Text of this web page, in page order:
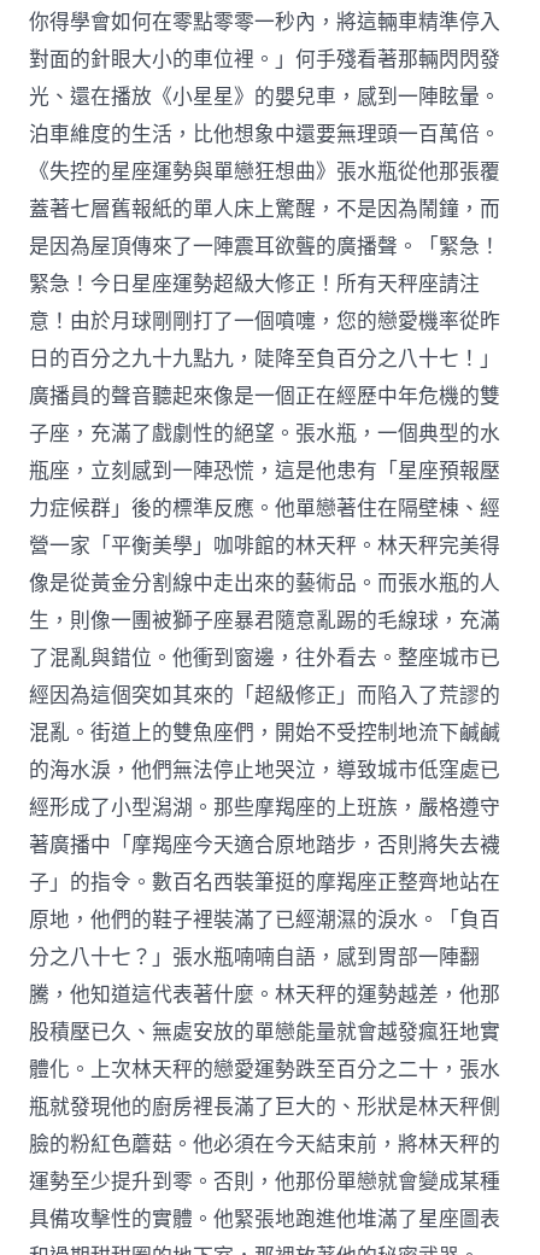
你得學會如何在零點零零一秒內，將這輛車精準停入
對面的針眼大小的車位裡。」何手殘看著那輛閃閃發
光、還在播放《小星星》的嬰兒車，感到一陣眩暈。
泊車維度的生活，比他想象中還要無理頭一百萬倍。
《失控的星座運勢與單戀狂想曲》張水瓶從他那張覆
蓋著七層舊報紙的單人床上驚醒，不是因為鬧鐘，而
是因為屋頂傳來了一陣震耳欲聾的廣播聲。「緊急！
緊急！今日星座運勢超級大修正！所有天秤座請注
意！由於月球剛剛打了一個噴嚏，您的戀愛機率從昨
日的百分之九十九點九，陡降至負百分之八十七！」
廣播員的聲音聽起來像是一個正在經歷中年危機的雙
子座，充滿了戲劇性的絕望。張水瓶，一個典型的水
瓶座，立刻感到一陣恐慌，這是他患有「星座預報壓
力症候群」後的標準反應。他單戀著住在隔壁棟、經
營一家「平衡美學」咖啡館的林天秤。林天秤完美得
像是從黃金分割線中走出來的藝術品。而張水瓶的人
生，則像一團被獅子座暴君隨意亂踢的毛線球，充滿
了混亂與錯位。他衝到窗邊，往外看去。整座城市已
經因為這個突如其來的「超級修正」而陷入了荒謬的
混亂。街道上的雙魚座們，開始不受控制地流下鹹鹹
的海水淚，他們無法停止地哭泣，導致城市低窪處已
經形成了小型潟湖。那些摩羯座的上班族，嚴格遵守
著廣播中「摩羯座今天適合原地踏步，否則將失去襪
子」的指令。數百名西裝筆挺的摩羯座正整齊地站在
原地，他們的鞋子裡裝滿了已經潮濕的淚水。「負百
分之八十七？」張水瓶喃喃自語，感到胃部一陣翻
騰，他知道這代表著什麼。林天秤的運勢越差，他那
股積壓已久、無處安放的單戀能量就會越發瘋狂地實
體化。上次林天秤的戀愛運勢跌至百分之二十，張水
瓶就發現他的廚房裡長滿了巨大的、形狀是林天秤側
臉的粉紅色蘑菇。他必須在今天結束前，將林天秤的
運勢至少提升到零。否則，他那份單戀就會變成某種
具備攻擊性的實體。他緊張地跑進他堆滿了星座圖表